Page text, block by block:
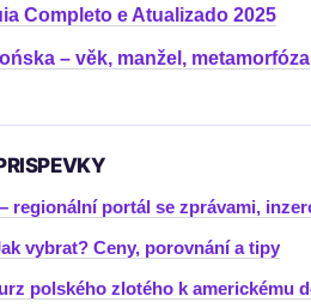
Completo e Atualizado 2025
– věk, manžel, metamorfóza
regionální portál se zprávami,
vybrat? Ceny, porovnání a tipy
polského zlotého k americkému